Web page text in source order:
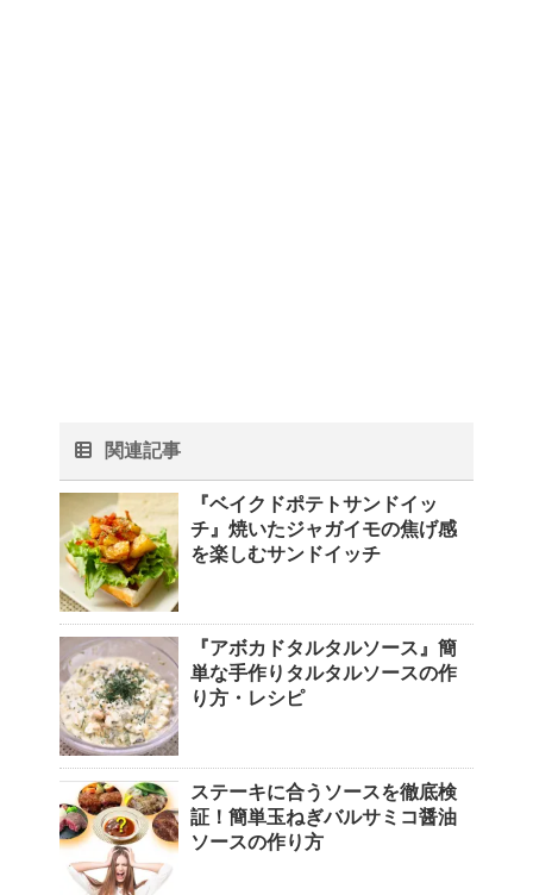
関連記事
『ベイクドポテトサンドイッ
チ』焼いたジャガイモの焦げ感
を楽しむサンドイッチ
『アボカドタルタルソース』簡
単な手作りタルタルソースの作
り方・レシピ
ステーキに合うソースを徹底検
証！簡単玉ねぎバルサミコ醤油
ソースの作り方